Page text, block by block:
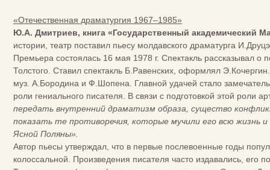
«Отечественная драматургия 1967–1985»
Ю.А. Дмитриев, книга «Государственный академический
истории, театр поставил пьесу молдавского драматурга
Премьера состоялась 16 мая 1978 г. Спектакль рассказывал о
Толстого. Ставил спектакль Б.Равенских, оформлял
муз. А.Бородина и Ф.Шопена. Главной удачей стало
роли гениального писателя. В связи с подготовкой этой роли
передать внутренний драматизм образа, существо
показать те противоречия, которые мучили его всю жизнь и
Ясной Поляны».
Автор пьесы утверждал, что в первые послевоенные годы
колоссальной. Произведения писателя часто издавались, его